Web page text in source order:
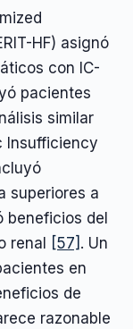
HF) asignó
con IC-
pacientes
similar
Insufficiency
superiores a
del
renal
[57] . Un
en
de
razonable